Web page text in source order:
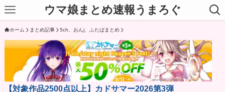
ウマ娘まとめ速報うまろぐ
ホーム まとめ記事 5ch、おんj、ふたばまとめ
【対象作品2500点以上】カドサマー2026第3弾